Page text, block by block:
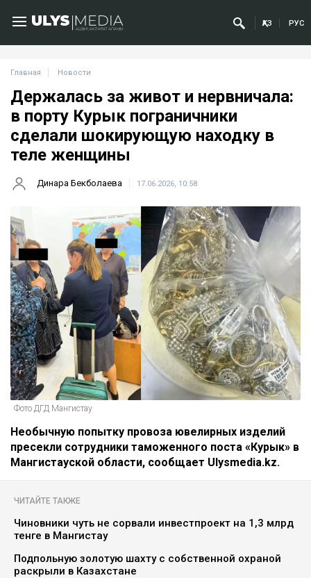
ҚАЗ РУС
Главная Новости
Держалась за живот и нервничала:
в порту Курык пограничники
сделали шокирующую находку в
теле женщины
Динара Бекболаева 17.06.2026, 10:58
Фото ДГД Мангистау
Необычную попытку провоза ювелирных изделий
пресекли сотрудники таможенного поста «Курык» в
Мангистауской области, сообщает Ulysmedia.kz.
ЧИТАЙТЕ ТАКЖЕ
Чиновники чуть не сорвали инвестпроект на 1,3 млрд
тенге в Мангистау
Подпольную золотую шахту с собственной охраной
раскрыли в Казахстане